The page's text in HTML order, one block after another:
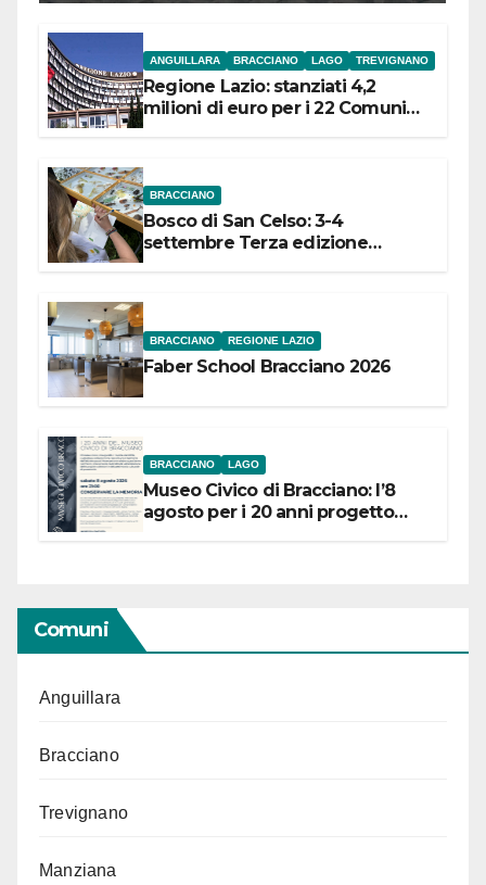
ANGUILLARA BRACCIANO LAGO TREVIGNANO
Regione Lazio: stanziati 4,2
milioni di euro per i 22 Comuni
BRACCIANO
Bosco di San Celso: 3-4
settembre Terza edizione
BRACCIANO REGIONE LAZIO
Faber School Bracciano 2026
BRACCIANO LAGO
Museo Civico di Bracciano: l’8
agosto per i 20 anni progetto
Comuni
Anguillara
Bracciano
Trevignano
Manziana